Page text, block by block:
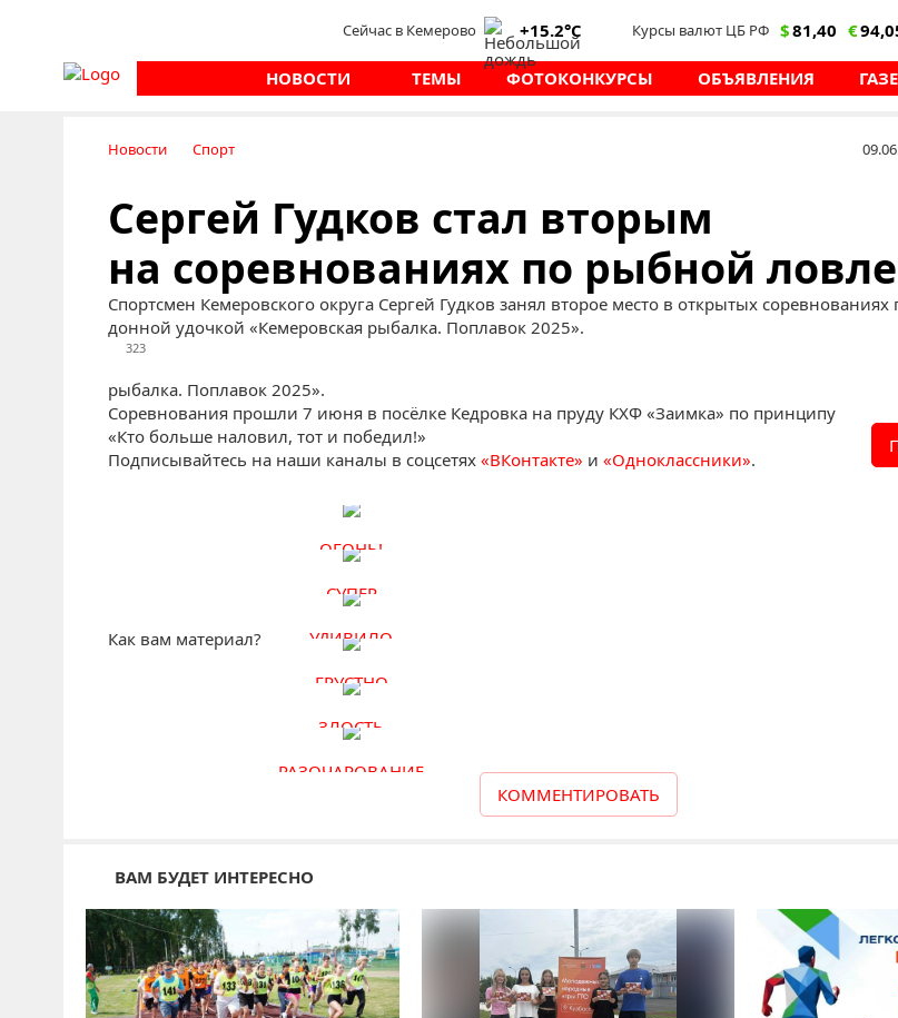
Сейчас в Кемерово +15.2°C Курсы валют ЦБ РФ $81,40 €
НОВОСТИ ТЕМЫ ФОТОКОНКУРСЫ ОБЪЯВЛЕНИЯ
Новости Спорт
Сергей Гудков стал вторым
на соревнованиях по рыбной ловле
Спортсмен Кемеровского округа Сергей Гудков занял второе место в открытых
донной удочкой «Кемеровская рыбалка. Поплавок 2025».
323
рыбалка. Поплавок 2025».
Соревнования прошли 7 июня в посёлке Кедровка на пруду КХФ «Заимка» по принципу
«Кто больше наловил, тот и победил!»
Подписывайтесь на наши каналы в соцсетях «ВКонтакте» и «Одноклассники».
Как вам материал?
ОГОНЬ!
СУПЕР
УДИВИЛО
ГРУСТНО
ЗЛОСТЬ
РАЗОЧАРОВАНИЕ
КОММЕНТИРОВАТЬ
ВАМ БУДЕТ ИНТЕРЕСНО